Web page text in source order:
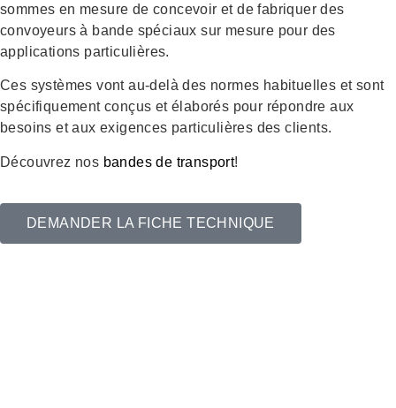
sommes en mesure de concevoir et de fabriquer des
convoyeurs à bande spéciaux sur mesure pour des
applications particulières.
Ces systèmes vont au-delà des normes habituelles et sont
spécifiquement conçus et élaborés pour répondre aux
besoins et aux exigences particulières des clients.
Découvrez nos bandes de transport!
DEMANDER LA FICHE TECHNIQUE